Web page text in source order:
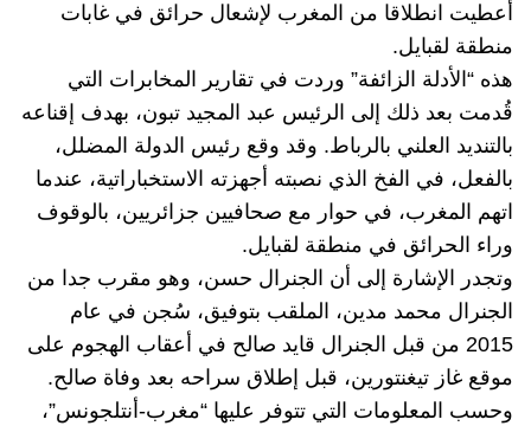
أعطيت انطلاقا من المغرب لإشعال حرائق في غابات
منطقة لقبايل.
هذه “الأدلة الزائفة” وردت في تقارير المخابرات التي
قُدمت بعد ذلك إلى الرئيس عبد المجيد تبون، بهدف إقناعه
بالتنديد العلني بالرباط. وقد وقع رئيس الدولة المضلل،
بالفعل، في الفخ الذي نصبته أجهزته الاستخباراتية، عندما
اتهم المغرب، في حوار مع صحافيين جزائريين، بالوقوف
وراء الحرائق في منطقة لقبايل.
وتجدر الإشارة إلى أن الجنرال حسن، وهو مقرب جدا من
الجنرال محمد مدين، الملقب بتوفيق، سُجن في عام
2015 من قبل الجنرال قايد صالح في أعقاب الهجوم على
موقع غاز تيغنتورين، قبل إطلاق سراحه بعد وفاة صالح.
وحسب المعلومات التي تتوفر عليها “مغرب-أنتلجونس”،